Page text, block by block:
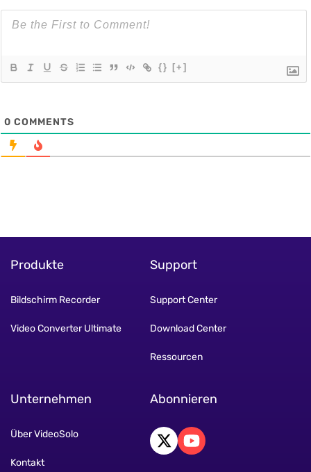
{} [+]
0 COMMENTS
Produkte
Bildschirm Recorder
Video Converter Ultimate
Support
Support Center
Download Center
Ressourcen
Unternehmen
Über VideoSolo
Kontakt
Abonnieren